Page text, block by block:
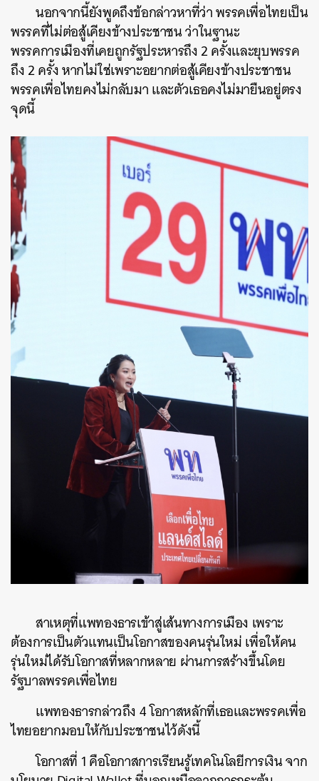
นอกจากนี้ยังพูดถึงข้อกล่าวหาที่ว่า พรรคเพื่อไทยเป็น
พรรคที่ไม่ต่อสู้เคียงข้างประชาชน ว่าในฐานะ
พรรคการเมืองที่เคยถูกรัฐประหารถึง 2 ครั้งและยุบพรรค
ถึง 2 ครั้ง หากไม่ใช่เพราะอยากต่อสู้เคียงข้างประชาชน
พรรคเพื่อไทยคงไม่กลับมา และตัวเธอคงไม่มายืนอยู่ตรง
จุดนี้
สาเหตุที่แพทองธารเข้าสู่เส้นทางการเมือง เพราะ
ต้องการเป็นตัวแทนเป็นโอกาสของคนรุ่นใหม่ เพื่อให้คน
รุ่นใหม่ได้รับโอกาสที่หลากหลาย ผ่านการสร้างขึ้นโดย
รัฐบาลพรรคเพื่อไทย
แพทองธารกล่าวถึง 4 โอกาสหลักที่เธอและพรรคเพื่อ
ไทยอยากมอบให้กับประชาชนไว้ดังนี้
โอกาสที่ 1 คือโอกาสการเรียนรู้เทคโนโลยีการเงิน จาก